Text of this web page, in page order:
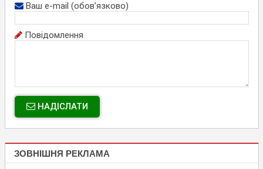
Ваш e-mail (обов’язково)
Повідомлення
НАДІСЛАТИ
ЗОВНІШНЯ РЕКЛАМА